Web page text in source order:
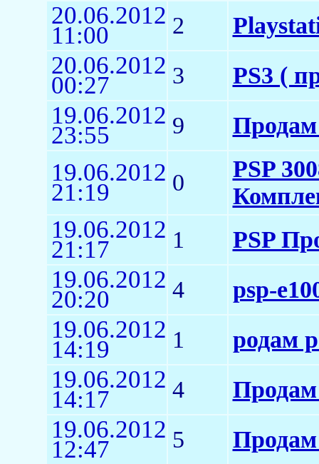
20.06.2012
11:00 2
20.06.2012
00:27 3 PS3 (
19.06.2012
23:55 9 Продам
19.06.2012
21:19 0
PSP
19.06.2012
21:17 1 PSP
19.06.2012
20:20 4 psp-
19.06.2012
14:19 1 родам
19.06.2012
14:17 4
19.06.2012
12:47 5